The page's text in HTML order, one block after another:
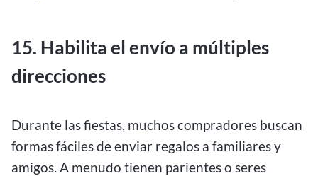
15. Habilita el envío a múltiples
direcciones
Durante las fiestas, muchos compradores buscan
formas fáciles de enviar regalos a familiares y
amigos. A menudo tienen parientes o seres